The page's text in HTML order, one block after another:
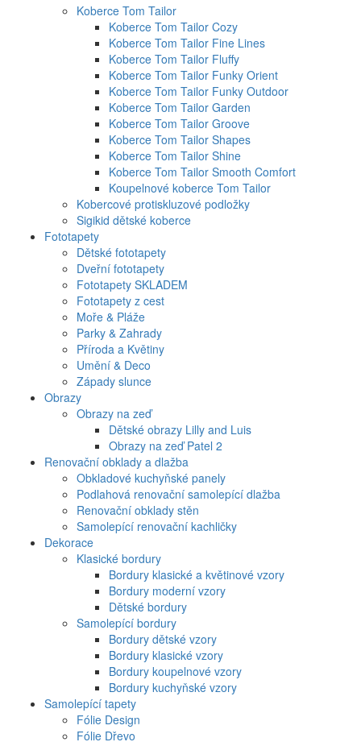
Koberce Tom Tailor
Koberce Tom Tailor Cozy
Koberce Tom Tailor Fine Lines
Koberce Tom Tailor Fluffy
Koberce Tom Tailor Funky Orient
Koberce Tom Tailor Funky Outdoor
Koberce Tom Tailor Garden
Koberce Tom Tailor Groove
Koberce Tom Tailor Shapes
Koberce Tom Tailor Shine
Koberce Tom Tailor Smooth Comfort
Koupelnové koberce Tom Tailor
Kobercové protiskluzové podložky
Sigikid dětské koberce
Fototapety
Dětské fototapety
Dveřní fototapety
Fototapety SKLADEM
Fototapety z cest
Moře & Pláže
Parky & Zahrady
Příroda a Květiny
Umění & Deco
Západy slunce
Obrazy
Obrazy na zeď
Dětské obrazy Lilly and Luis
Obrazy na zeď Patel 2
Renovační obklady a dlažba
Obkladové kuchyňské panely
Podlahová renovační samolepící dlažba
Renovační obklady stěn
Samolepící renovační kachličky
Dekorace
Klasické bordury
Bordury klasické a květinové vzory
Bordury moderní vzory
Dětské bordury
Samolepící bordury
Bordury dětské vzory
Bordury klasické vzory
Bordury koupelnové vzory
Bordury kuchyňské vzory
Samolepící tapety
Fólie Design
Fólie Dřevo